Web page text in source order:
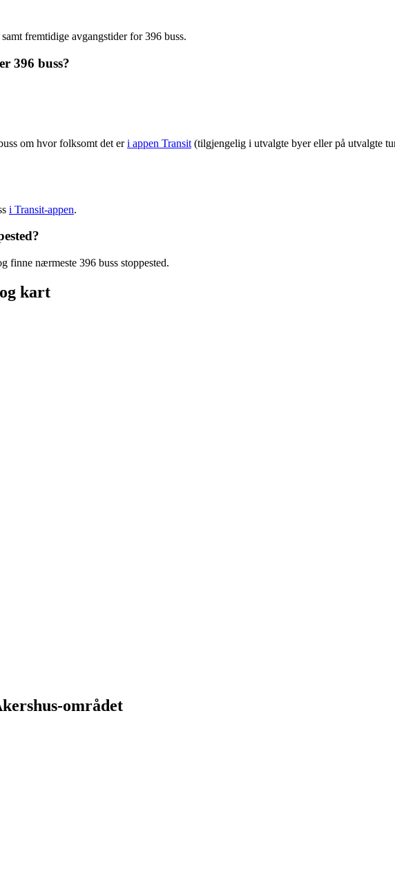
samt fremtidige avgangstider for 396 buss.
396 buss?
om hvor folksomt det eri appen Transit (tilgjengelig i utvalgte byer eller på utvalgte
i Transit-appen.
finne nærmeste 396 buss stoppested.
kart
området